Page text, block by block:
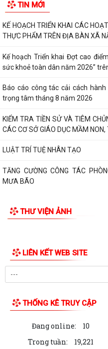
TIN MỚI
KẾ HOẠCH TRIỂN KHAI CÁC
THỰC PHẨM TRÊN ĐỊA BÀN XÃ
Kế hoạch Triển khai Đợt cao
sức khoẻ toàn dân năm 2026”
Báo cáo công tác cải cách
trọng tâm tháng 8 năm 2026
KIỂM TRA TIỀN SỬ VÀ TIÊM
CÁC CƠ SỞ GIÁO DỤC MẦM NON,
LUẬT TRÍ TUỆ NHÂN TẠO
TĂNG CƯỜNG CÔNG TÁC
MƯA BÃO
THƯ VIỆN ẢNH